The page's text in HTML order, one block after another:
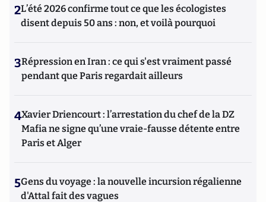
2L’été 2026 confirme tout ce que les écologistes
disent depuis 50 ans : non, et voilà pourquoi
3Répression en Iran : ce qui s'est vraiment passé
pendant que Paris regardait ailleurs
4Xavier Driencourt : l’arrestation du chef de la DZ
Mafia ne signe qu’une vraie-fausse détente entre
Paris et Alger
5Gens du voyage : la nouvelle incursion régalienne
d'Attal fait des vagues